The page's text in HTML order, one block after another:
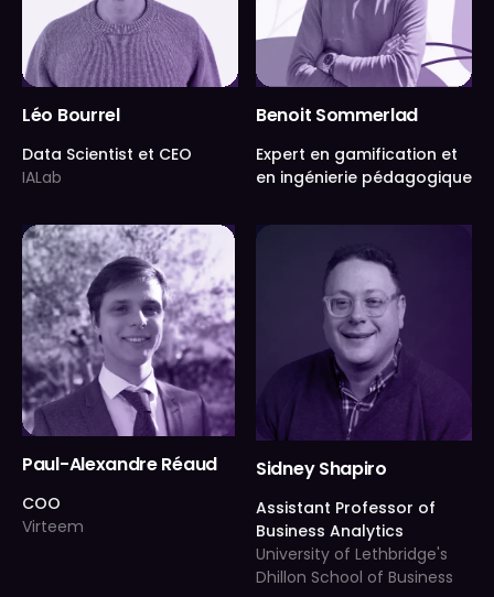
Léo Bourrel
Data Scientist et CEO
IALab
Benoit Sommerlad
Expert en gamification et
en ingénierie pédagogique
Paul-Alexandre Réaud
COO
Virteem
Sidney Shapiro
Assistant Professor of
Business Analytics
University of Lethbridge's
Dhillon School of Business